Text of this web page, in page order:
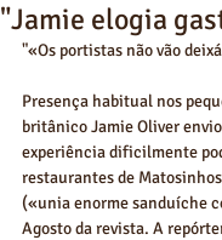
"Jamie elogia
"«Os portistas não vão
Presença habitual nos
britânico Jamie Oliver
experiência dificilmente
restaurantes de
(«unia enorme sanduíche
Agosto da revista. A